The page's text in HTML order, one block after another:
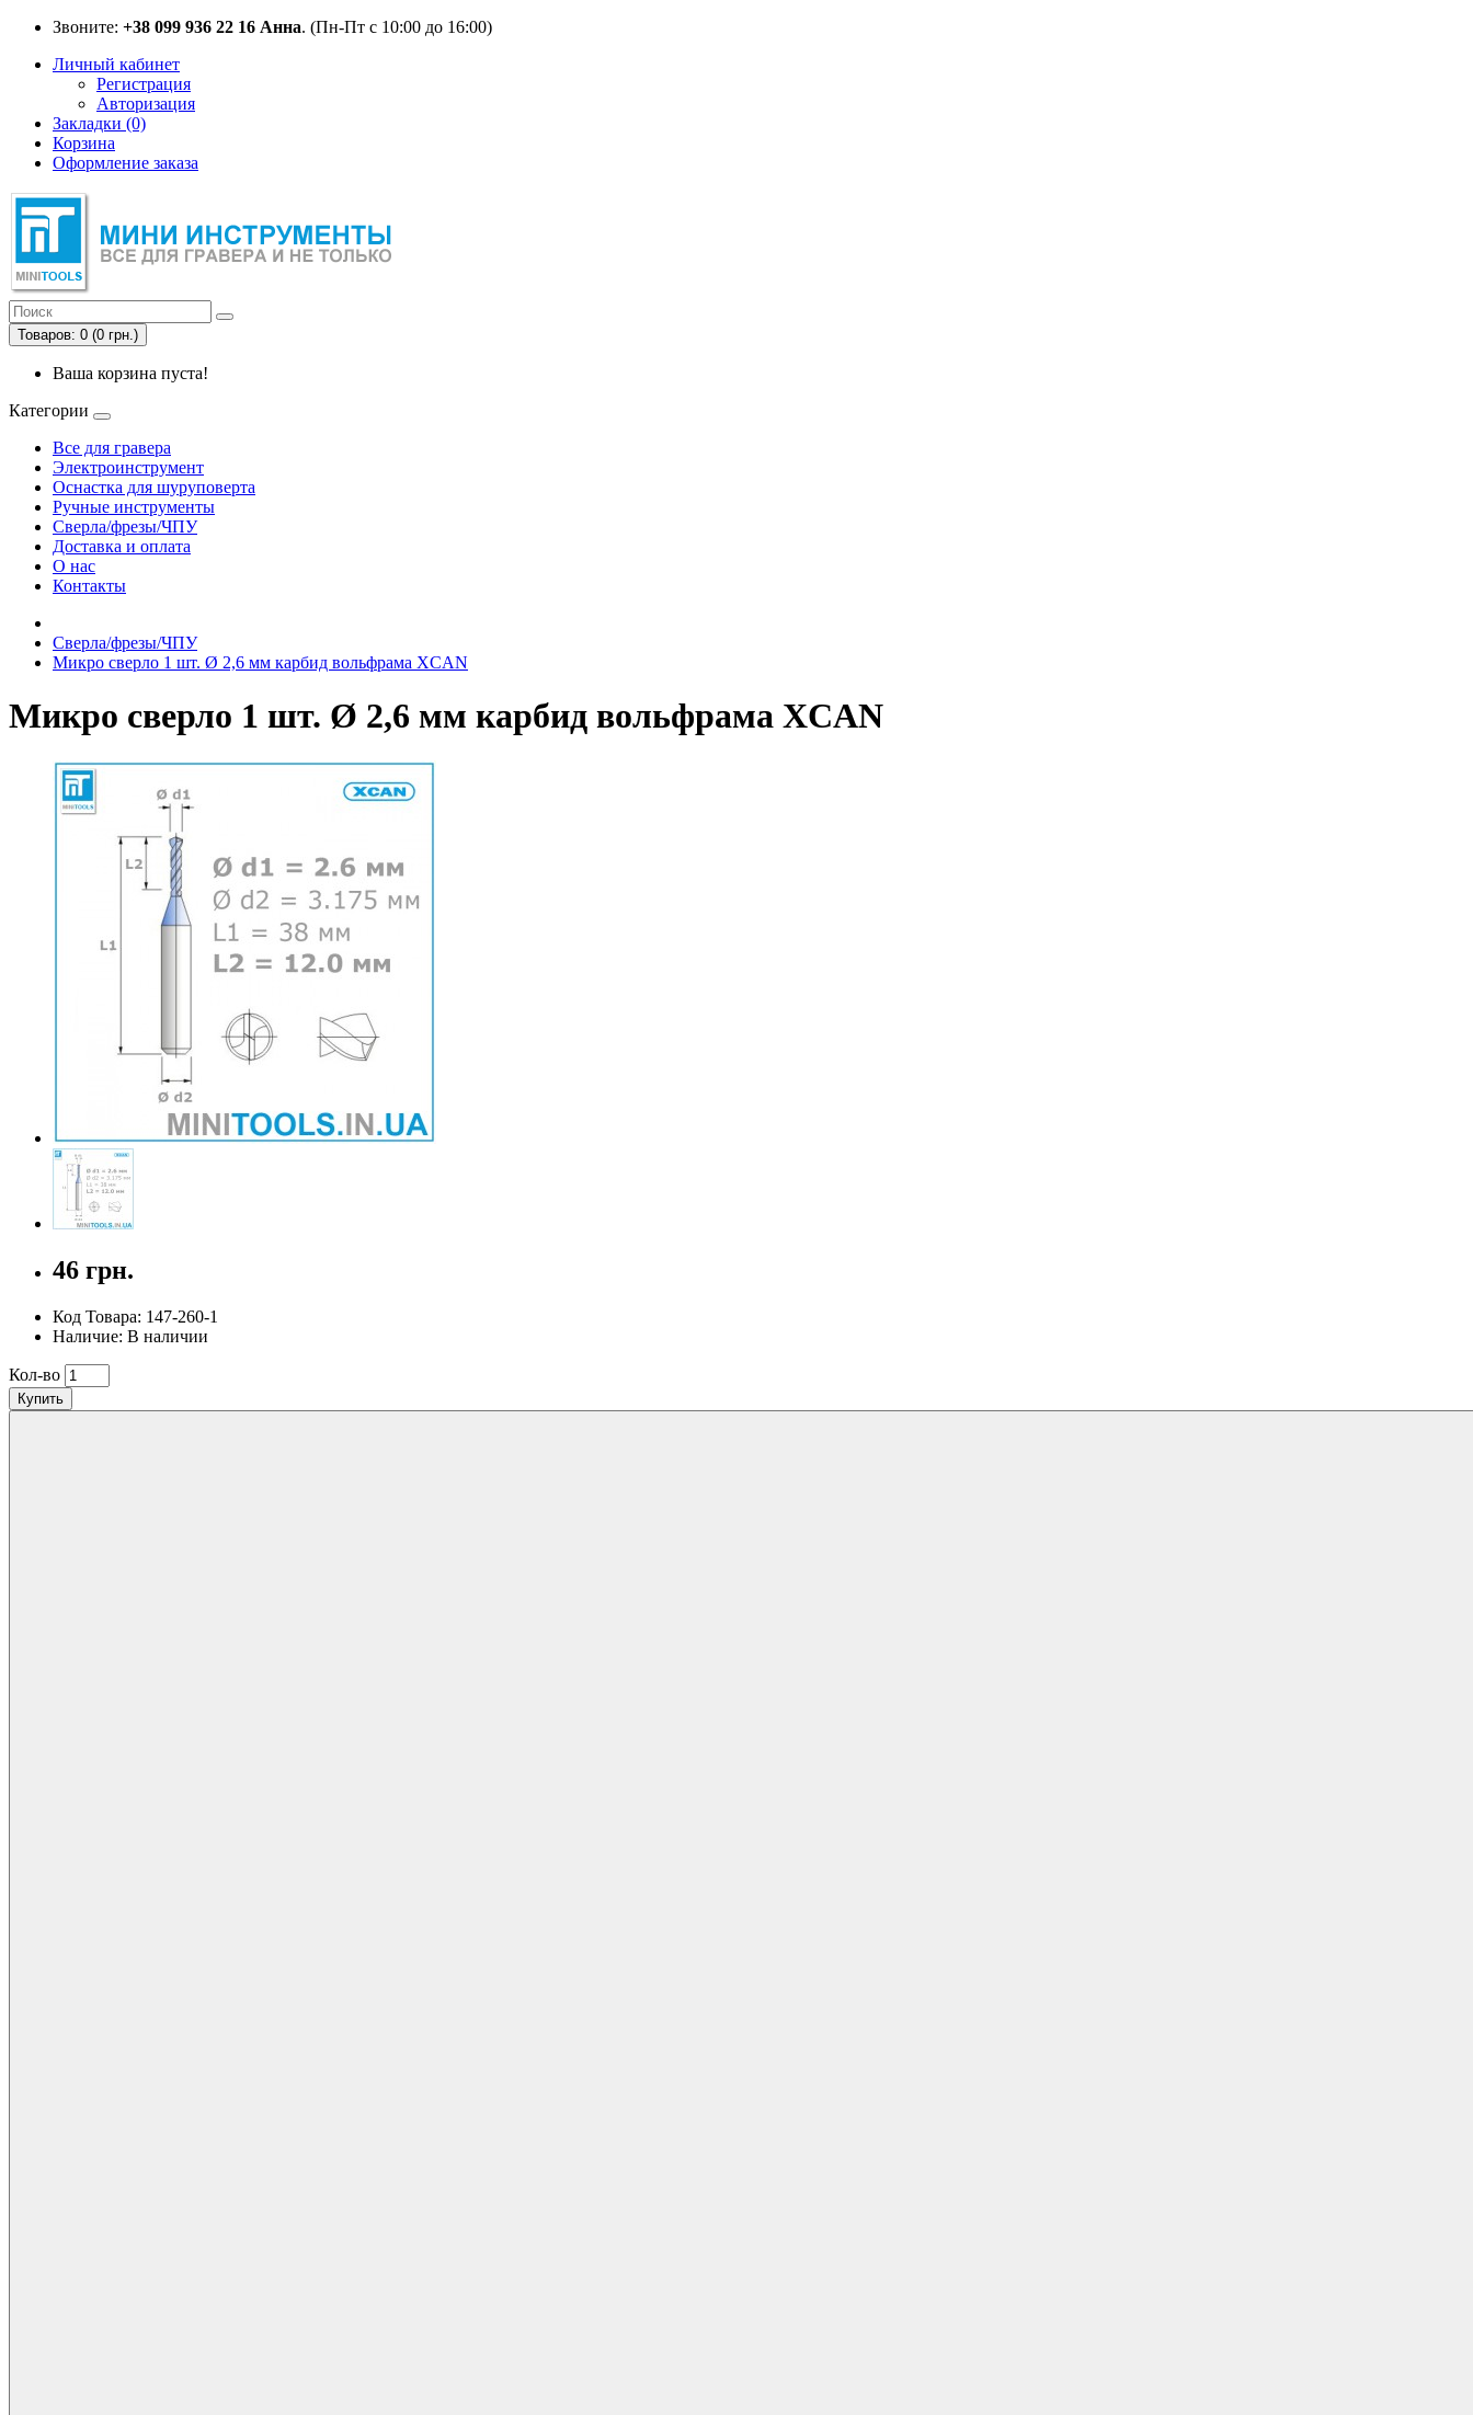
Звоните: +38 099 936 22 16 Анна. (Пн-Пт с 10:00 до 16:00)
Личный кабинет
Регистрация
Авторизация
Закладки (0)
Корзина
Оформление заказа
Товаров: 0 (0 грн.)
Ваша корзина пуста!
Категории
Все для гравера
Электроинструмент
Оснастка для шуруповерта
Ручные инструменты
Сверла/фрезы/ЧПУ
Доставка и оплата
О нас
Контакты
Сверла/фрезы/ЧПУ
Микро сверло 1 шт. Ø 2,6 мм карбид вольфрама XCAN
Микро сверло 1 шт. Ø 2,6 мм карбид вольфрама XCAN
46 грн.
Код Товара: 147-260-1
Наличие: В наличии
Кол-во
Купить